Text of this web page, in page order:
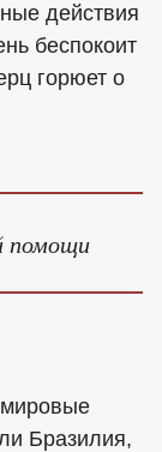
действия
беспокоит
горюет о
помощи
мировые
Бразилия,